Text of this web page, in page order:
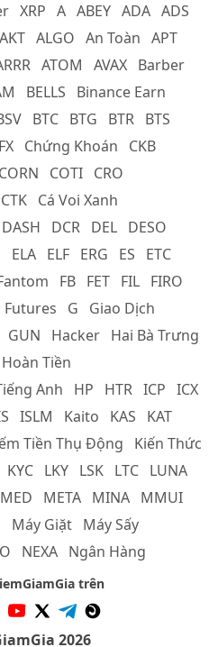
XRP A ABEY ADA ADS
AKT ALGO An Toàn APT
ATOM AVAX Barber
BELLS
Binance Earn
BTC BTG BTR BTS
Chứng Khoán
CKB
CORN COTI CRO
CTK Cá Voi Xanh
DASH DCR DEL DESO
ELA ELF ERG ES
ETC
FB FET FIL FIRO
Futures G
Giao Dịch
GUN Hacker Hai Bà Trưng
Hoàn Tiền
Anh HP HTR ICP ICX
ISLM Kaito KAS
KAT
Tiền Thụ Động
Kiến Thức
KYC LKY LSK LTC LUNA
MED META MINA MMUI
Máy Giặt Máy Sấy
NEXA Ngân Hàng
trên
2026